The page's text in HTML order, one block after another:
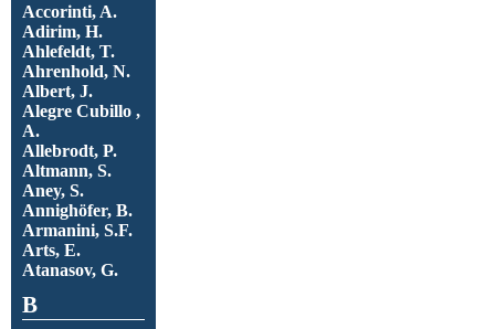
Accorinti, A.
Adirim, H.
Ahlefeldt, T.
Ahrenhold, N.
Albert, J.
Alegre Cubillo ,
A.
Allebrodt, P.
Altmann, S.
Aney, S.
Annighöfer, B.
Armanini, S.F.
Arts, E.
Atanasov, G.
B